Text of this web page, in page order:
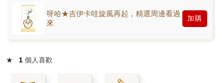
呀哈★吉伊卡哇旋風再起，精選周邊看過
來
加購
★ 1 個人喜歡